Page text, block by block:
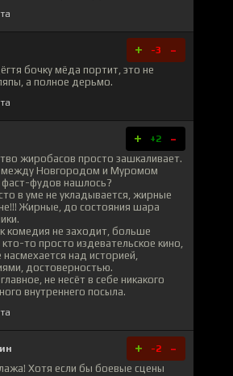
+ -3 -
бочку мёда портит, это не
а полное дерьмо.
+ +2 -
жиробасов просто зашкаливает.
между Новгородом и Муромом
фаст-фудов нашлось?
в уме не укладывается, жирные
Жирные, до состояния шара
комедия не заходит, больше
то просто издевательское кино,
над историей,
достоверностью.
не несёт в себе никакого
внутреннего посыла.
+ -2 -
Хотя если бы боевые сцены